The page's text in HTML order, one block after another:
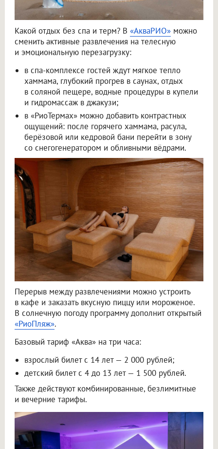
Какой отдых без спа и терм? В «АкваРИО» можно
сменить активные развлечения на телесную
и эмоциональную перезагрузку:
в спа-комплексе гостей ждут мягкое тепло
хаммама, глубокий прогрев в саунах, отдых
в соляной пещере, водные процедуры в купели
и гидромассаж в джакузи;
в «РиоТермах» можно добавить контрастных
ощущений: после горячего хаммама, расула,
берёзовой или кедровой бани перейти в зону
со снегогенератором и обливными вёдрами.
Перерыв между развлечениями можно устроить
в кафе и заказать вкусную пиццу или мороженое.
В солнечную погоду программу дополнит открытый
«РиоПляж».
Базовый тариф «Аква» на три часа:
взрослый билет с 14 лет — 2 000 рублей;
детский билет с 4 до 13 лет — 1 500 рублей.
Также действуют комбинированные, безлимитные
и вечерние тарифы.